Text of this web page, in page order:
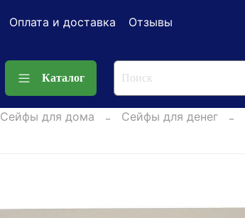
Оплата и доставка Отзывы
Каталог
Сейфы для дома Сейфы для денег